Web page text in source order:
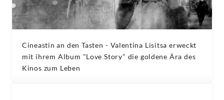
Cineastin an den Tasten - Valentina Lisitsa erweckt
mit ihrem Album "Love Story" die goldene Ära des
Kinos zum Leben